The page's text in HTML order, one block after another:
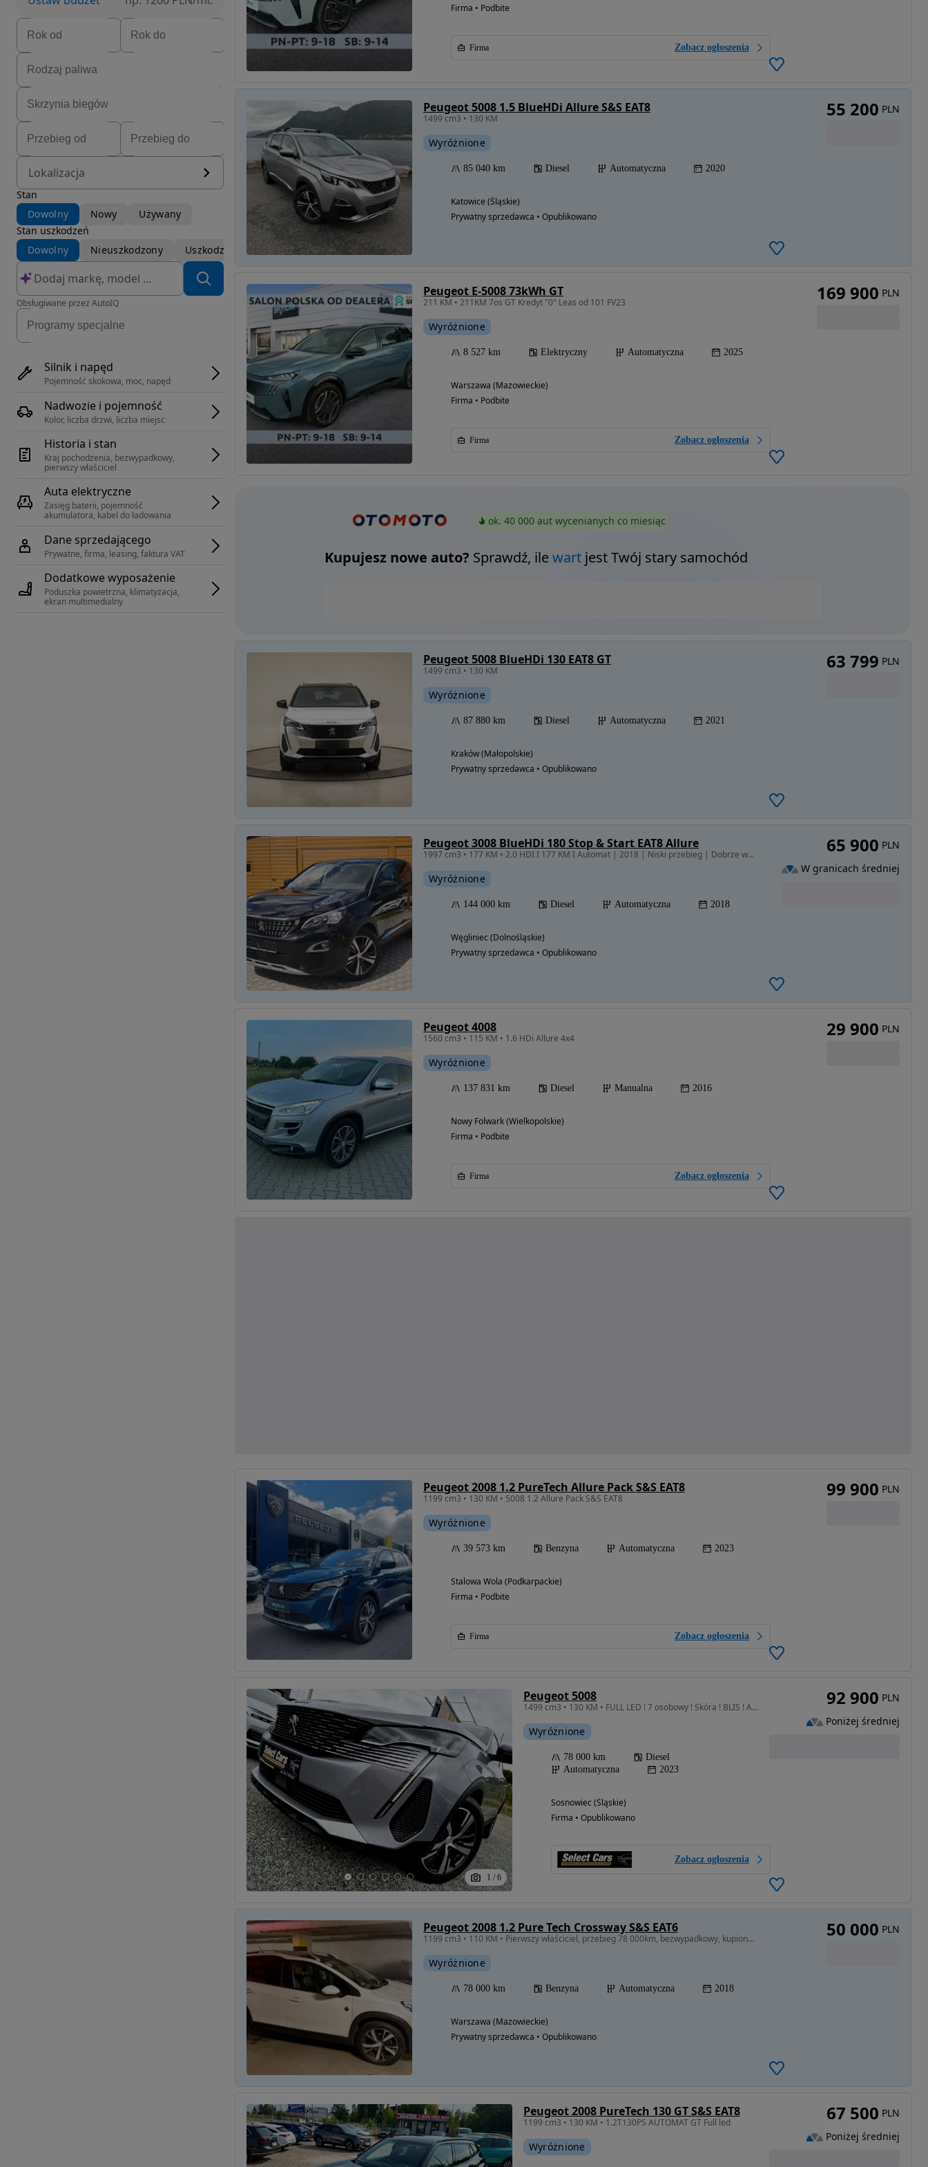
Lokalizacja
Stan
Dowolny
Nowy
Używany
Stan uszkodzeń
Dowolny
Nieuszkodzony Uszkodzony
Obsługiwane przez AutoIQ
Silnik i napęd
Pojemność skokowa, moc, napęd
Nadwozie i pojemność
Kolor, liczba drzwi, liczba miejsc
Historia i stan
Kraj pochodzenia, bezwypadkowy,
pierwszy właściciel
Auta elektryczne
Zasięg baterii, pojemność
akumulatora, kabel do ładowania
Dane sprzedającego
Prywatne, firma, leasing, faktura VAT
Dodatkowe wyposażenie
Poduszka powietrzna, klimatyzacja,
ekran multimedialny
Firma • Podbite
Firma Zobacz ogłoszenia
Peugeot 5008 1.5 BlueHDi Allure S&S EAT8
1499 cm3 • 130 KM
Wyróżnione
85 040 km Diesel Automatyczna 2020
Katowice (Śląskie)
Prywatny sprzedawca • Opublikowano
55 200 PLN
Peugeot E-5008 73kWh GT
211 KM • 211KM 7os GT Kredyt "0" Leas od 101 FV23
Wyróżnione
8 527 km Elektryczny Automatyczna 2025
Warszawa (Mazowieckie)
Firma • Podbite
Firma Zobacz ogłoszenia
169 900 PLN
ok. 40 000 aut wycenianych co miesiąc
Kupujesz nowe auto? Sprawdź, ilewartjest Twój stary samochód
Peugeot 5008 BlueHDi 130 EAT8 GT
1499 cm3 • 130 KM
Wyróżnione
87 880 km Diesel Automatyczna 2021
Kraków (Małopolskie)
Prywatny sprzedawca • Opublikowano
63 799 PLN
Peugeot 3008 BlueHDi 180 Stop & Start EAT8 Allure
1997 cm3 • 177 KM • 2.0 HDI I 177 KM I Automat | 2018 | Niski przebieg | Dobrze wyposażony
Wyróżnione
144 000 km Diesel Automatyczna 2018
Węgliniec (Dolnośląskie)
Prywatny sprzedawca • Opublikowano
65 900 PLN
W granicach średniej
Peugeot 4008
1560 cm3 • 115 KM • 1.6 HDi Allure 4x4
Wyróżnione
137 831 km Diesel Manualna 2016
Nowy Folwark (Wielkopolskie)
Firma • Podbite
Firma Zobacz ogłoszenia
29 900 PLN
Peugeot 2008 1.2 PureTech Allure Pack S&S EAT8
1199 cm3 • 130 KM • 5008 1.2 Allure Pack S&S EAT8
Wyróżnione
39 573 km Benzyna Automatyczna 2023
Stalowa Wola (Podkarpackie)
Firma • Podbite
Firma Zobacz ogłoszenia
99 900 PLN
1 / 6
Peugeot 5008
1499 cm3 • 130 KM • FULL LED ! 7 osobowy ! Skóra ! BLIS ! Asystenci ! Ambiente ! LIFT 2024
Wyróżnione
78 000 km
Diesel
Automatyczna
2023
Sosnowiec (Śląskie)
Firma • Opublikowano
Zobacz ogłoszenia
92 900 PLN
Poniżej średniej
Peugeot 2008 1.2 Pure Tech Crossway S&S EAT6
1199 cm3 • 110 KM • Pierwszy właściciel, przebieg 78 000km, bezwypadkowy, kupiony w Polsce
Wyróżnione
78 000 km Benzyna Automatyczna 2018
Warszawa (Mazowieckie)
Prywatny sprzedawca • Opublikowano
50 000 PLN
Peugeot 2008 PureTech 130 GT S&S EAT8
1199 cm3 • 130 KM • 1.2T130PS AUTOMAT GT Full led
Wyróżnione
67 500 PLN
Poniżej średniej